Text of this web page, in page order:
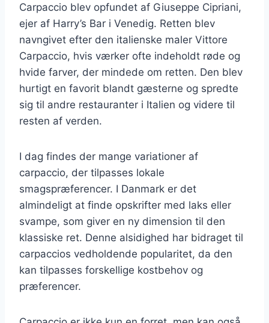
Carpaccio blev opfundet af Giuseppe Cipriani,
ejer af Harry’s Bar i Venedig. Retten blev
navngivet efter den italienske maler Vittore
Carpaccio, hvis værker ofte indeholdt røde og
hvide farver, der mindede om retten. Den blev
hurtigt en favorit blandt gæsterne og spredte
sig til andre restauranter i Italien og videre til
resten af verden.
I dag findes der mange variationer af
carpaccio, der tilpasses lokale
smagspræferencer. I Danmark er det
almindeligt at finde opskrifter med laks eller
svampe, som giver en ny dimension til den
klassiske ret. Denne alsidighed har bidraget til
carpaccios vedholdende popularitet, da den
kan tilpasses forskellige kostbehov og
præferencer.